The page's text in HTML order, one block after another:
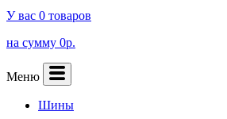
У вас 0 товаров
на сумму 0р.
Меню
Шины